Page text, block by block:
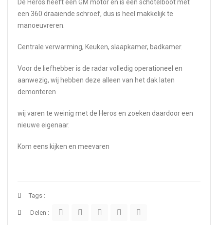
De Heros heeft een GM motor en is een schotelboot met
een 360 draaiende schroef, dus is heel makkelijk te
manoeuvreren.
Centrale verwarming, Keuken, slaapkamer, badkamer.
Voor de liefhebber is de radar volledig operationeel en
aanwezig, wij hebben deze alleen van het dak laten
demonteren
wij varen te weinig met de Heros en zoeken daardoor een
nieuwe eigenaar.
Kom eens kijken en meevaren
Tags :
Delen :